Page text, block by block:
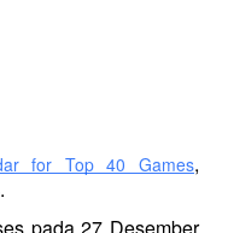
for Top 40 Games,